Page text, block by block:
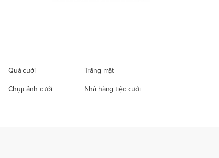
Quà cưới Trăng mật
Chụp ảnh cưới Nhà hàng tiệc cưới